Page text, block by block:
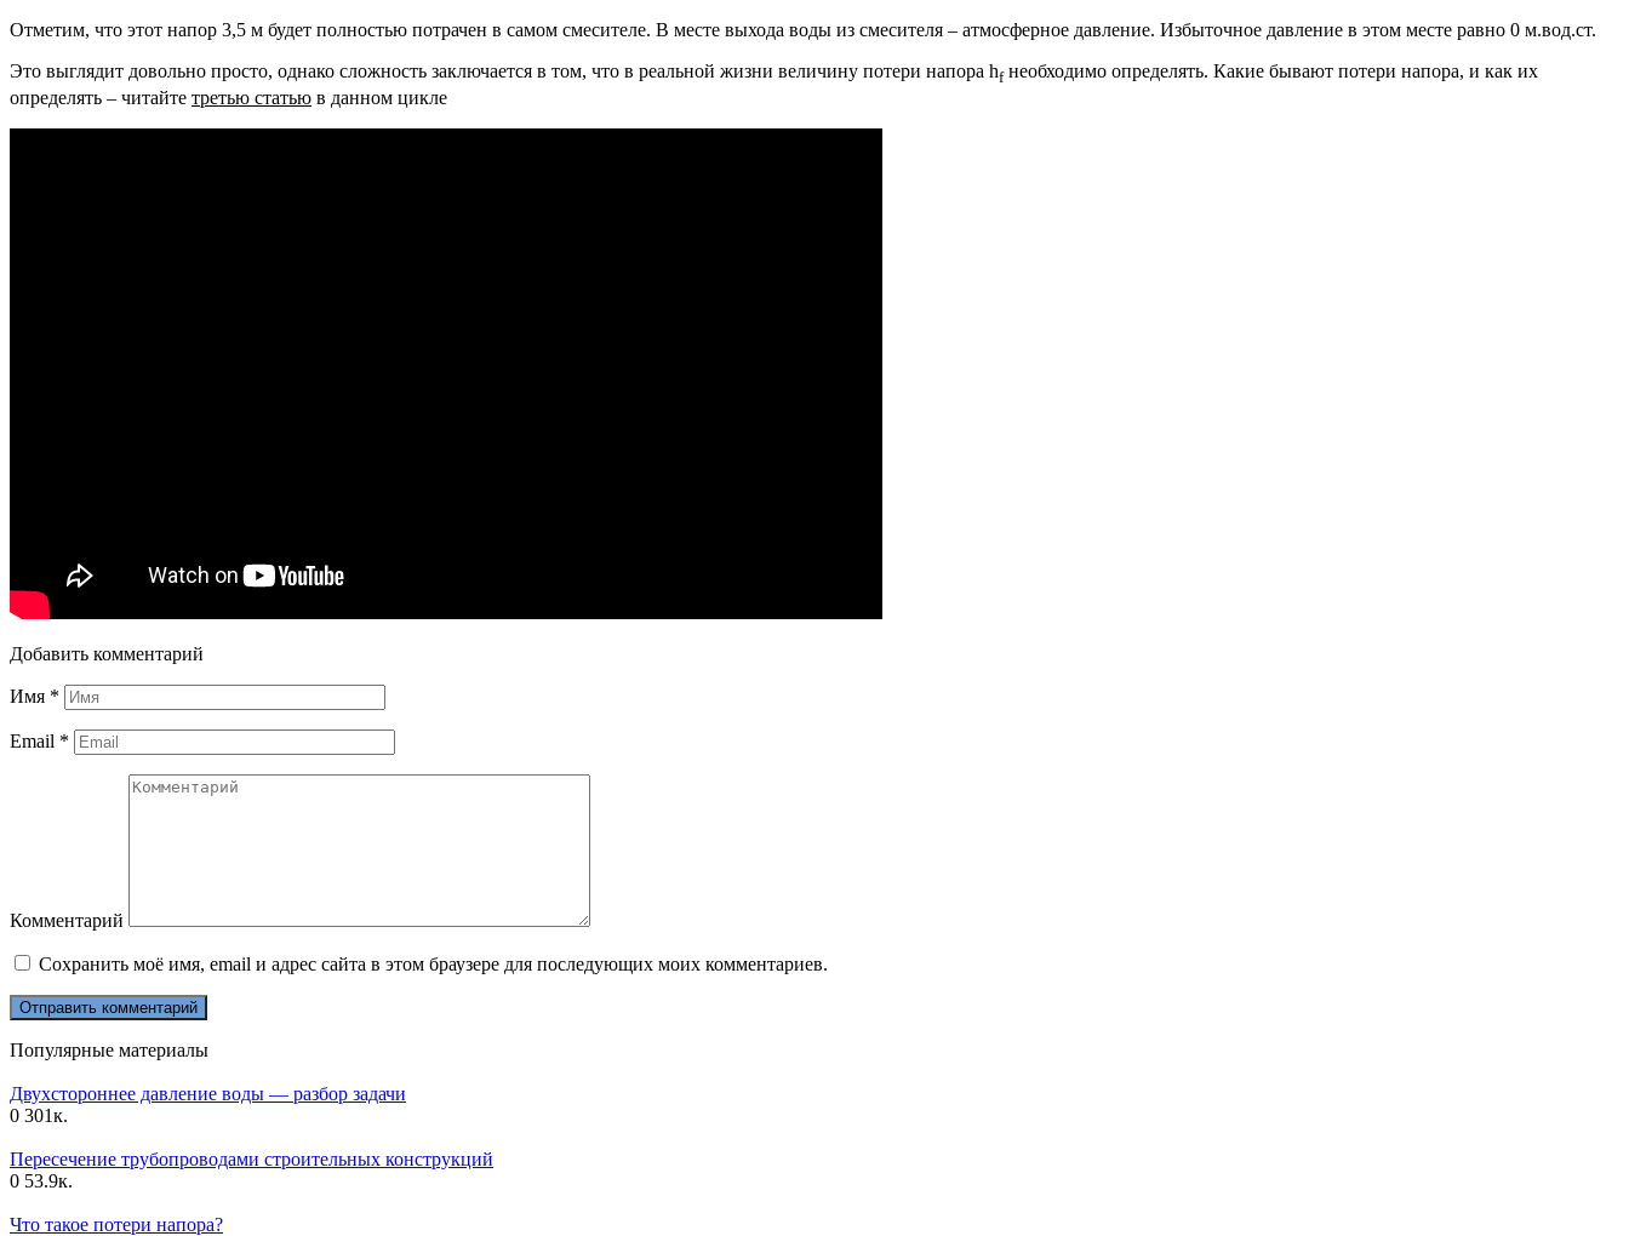
Отметим, что этот напор 3,5 м будет полностью потрачен в самом смесителе. В месте выхода воды из смесителя – атмосферное давление. Избыточное давление в этом месте равно 0 м.вод.ст.
Это выглядит довольно просто, однако сложность заключается в том, что в реальной жизни величину потери напора hfнеобходимо определять. Какие бывают потери напора, и как их
определять – читайте третью статью в данном цикле
Добавить комментарий
Имя *
Email *
Комментарий
Сохранить моё имя, email и адрес сайта в этом браузере для последующих моих комментариев.
Популярные материалы
Двухстороннее давление воды — разбор задачи
0 301к.
Пересечение трубопроводами строительных конструкций
0 53.9к.
Что такое потери напора?